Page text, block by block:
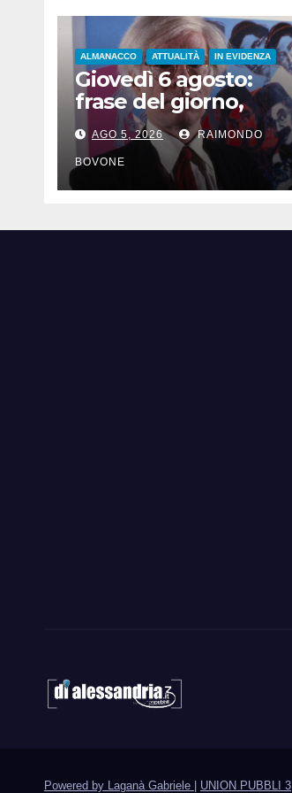
ALMANACCO ATTUALITÀ IN EVIDENZA
Giovedì 6 agosto:
frase del giorno,
santi del giorno, nati
famosi, accadde
oggi
AGO 5, 2026 RAIMONDO
BOVONE
Powered by Laganà Gabriele UNION PUBBLI 3